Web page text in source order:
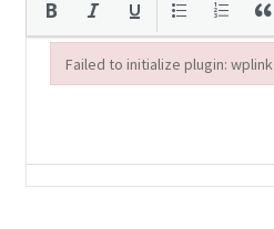
Failed to initialize plugin: wplink
Failed to initialize plugin: wplink